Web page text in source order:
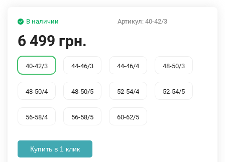
Артикул: 40-42/3
В наличии
6 499 грн.
40-42/3 44-46/3 44-46/4 48-50/3
48-50/4 48-50/5 52-54/4 52-54/5
56-58/4 56-58/5 60-62/5
Купить в 1 клик